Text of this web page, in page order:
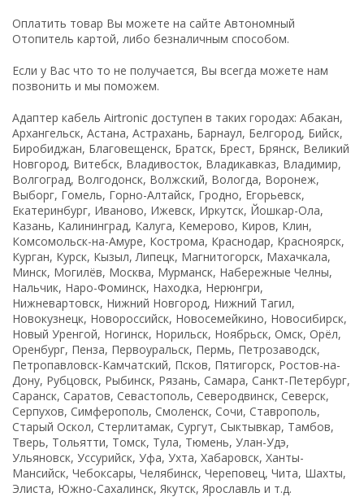
Оплатить товар Вы можете на сайте Автономный
Отопитель картой, либо безналичным способом.
Если у Вас что то не получается, Вы всегда можете нам
позвонить и мы поможем.
Адаптер кабель Airtronic доступен в таких городах: Абакан,
Архангельск, Астана, Астрахань, Барнаул, Белгород, Бийск,
Биробиджан, Благовещенск, Братск, Брест, Брянск, Великий
Новгород, Витебск, Владивосток, Владикавказ, Владимир,
Волгоград, Волгодонск, Волжский, Вологда, Воронеж,
Выборг, Гомель, Горно-Алтайск, Гродно, Егорьевск,
Екатеринбург, Иваново, Ижевск, Иркутск, Йошкар-Ола,
Казань, Калининград, Калуга, Кемерово, Киров, Клин,
Комсомольск-на-Амуре, Кострома, Краснодар, Красноярск,
Курган, Курск, Кызыл, Липецк, Магнитогорск, Махачкала,
Минск, Могилёв, Москва, Мурманск, Набережные Челны,
Нальчик, Наро-Фоминск, Находка, Нерюнгри,
Нижневартовск, Нижний Новгород, Нижний Тагил,
Новокузнецк, Новороссийск, Новосемейкино, Новосибирск,
Новый Уренгой, Ногинск, Норильск, Ноябрьск, Омск, Орёл,
Оренбург, Пенза, Первоуральск, Пермь, Петрозаводск,
Петропавловск-Камчатский, Псков, Пятигорск, Ростов-на-
Дону, Рубцовск, Рыбинск, Рязань, Самара, Санкт-Петербург,
Саранск, Саратов, Севастополь, Северодвинск, Северск,
Серпухов, Симферополь, Смоленск, Сочи, Ставрополь,
Старый Оскол, Стерлитамак, Сургут, Сыктывкар, Тамбов,
Тверь, Тольятти, Томск, Тула, Тюмень, Улан-Удэ,
Ульяновск, Уссурийск, Уфа, Ухта, Хабаровск, Ханты-
Мансийск, Чебоксары, Челябинск, Череповец, Чита, Шахты,
Элиста, Южно-Сахалинск, Якутск, Ярославль и т.д.